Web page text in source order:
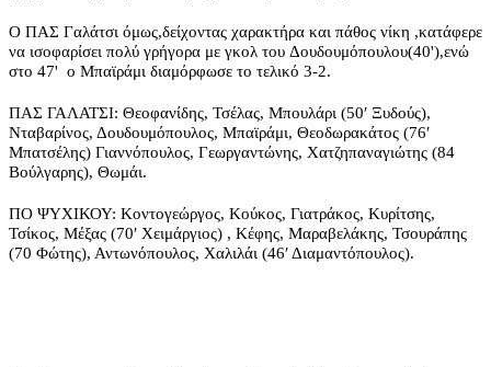
Ο ΠΑΣ Γαλάτσι όμως,δείχοντας χαρακτήρα και πάθος νίκη ,κατάφερε
να ισοφαρίσει πολύ γρήγορα με γκολ του Δουδουμόπουλου(40'),ενώ
στο 47' ο Μπαϊράμι διαμόρφωσε το τελικό 3-2.
ΠΑΣ ΓΑΛΑΤΣΙ: Θεοφανίδης, Τσέλας, Μπουλάρι (50′ Ξυδούς),
Νταβαρίνος, Δουδουμόπουλος, Μπαϊράμι, Θεοδωρακάτος (76′
Μπατσέλης) Γιαννόπουλος, Γεωργαντώνης, Χατζηπαναγιώτης (84
Βούλγαρης), Θωμάι.
ΠΟ ΨΥΧΙΚΟΥ: Κοντογεώργος, Κούκος, Γιατράκος, Κυρίτσης,
Τσίκος, Μέξας (70′ Χειμάργιος) , Κέφης, Μαραβελάκης, Τσουράπης
(70 Φώτης), Αντωνόπουλος, Χαλιλάι (46′ Διαμαντόπουλος).